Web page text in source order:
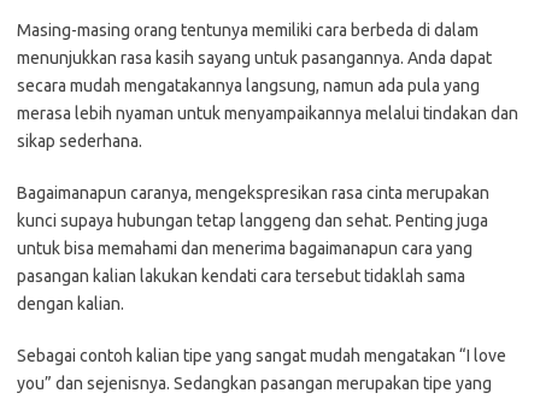
Masing-masing orang tentunya memiliki cara berbeda di dalam
menunjukkan rasa kasih sayang untuk pasangannya. Anda dapat
secara mudah mengatakannya langsung, namun ada pula yang
merasa lebih nyaman untuk menyampaikannya melalui tindakan dan
sikap sederhana.
Bagaimanapun caranya, mengekspresikan rasa cinta merupakan
kunci supaya hubungan tetap langgeng dan sehat. Penting juga
untuk bisa memahami dan menerima bagaimanapun cara yang
pasangan kalian lakukan kendati cara tersebut tidaklah sama
dengan kalian.
Sebagai contoh kalian tipe yang sangat mudah mengatakan “I love
you” dan sejenisnya. Sedangkan pasangan merupakan tipe yang